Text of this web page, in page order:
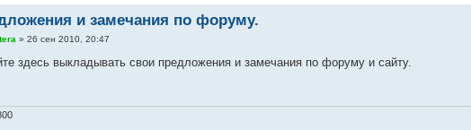
и замечания по форуму.
» 26 сен 2010, 20:47
здесь выкладывать свои предложения и замечания по форуму и сайту.